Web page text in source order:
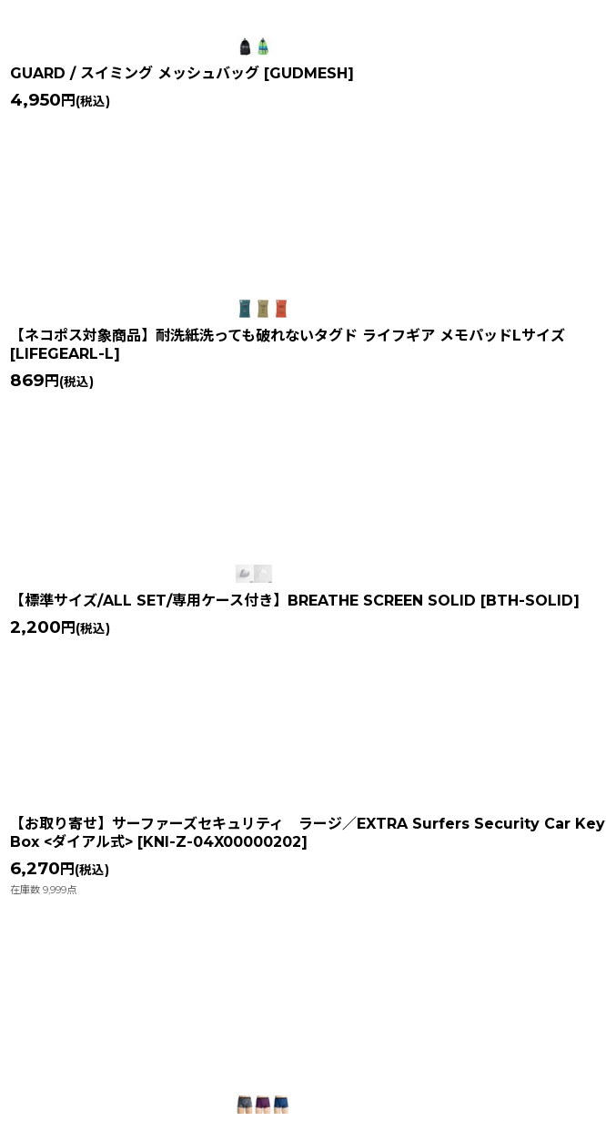
GUARD / スイミング メッシュバッグ [GUDMESH ]
4,950 円 (税込)
【ネコポス対象商品】耐洗紙洗っても破れないタグド ライフギア メモパッドLサイズ
[LIFEGEARL-L]
869 円 (税込)
【標準サイズ/ALL SET/専用ケース付き】BREATHE SCREEN SOLID [BTH-SOLID]
2,200 円 (税込)
【お取り寄せ】サーファーズセキュリティ ラージ／EXTRA Surfers Security Car Key
Box <ダイアル式> [KNI-Z-04X00000202]
6,270 円 (税込)
在庫数 9,999点